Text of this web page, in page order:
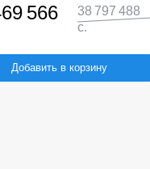
566
38 797 488
с.
Добавить в корзину